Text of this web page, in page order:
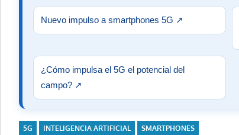
Nuevo impulso a smartphones 5G ↗
¿Cómo impulsa el 5G el potencial del
campo? ↗
5G INTELIGENCIA ARTIFICIAL SMARTPHONES